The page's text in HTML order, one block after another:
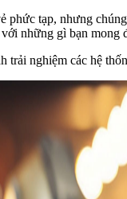
tạp, nhưng
những gì bạn mong
trải nghiệm các hệ